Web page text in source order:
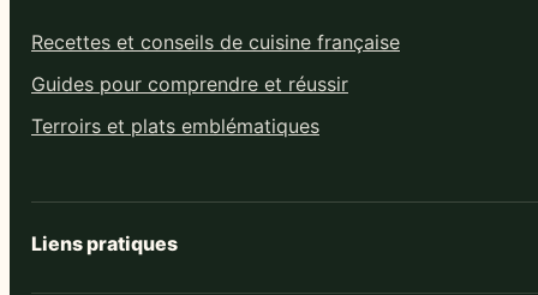
Recettes et conseils de cuisine française
Guides pour comprendre et réussir
Terroirs et plats emblématiques
Liens pratiques